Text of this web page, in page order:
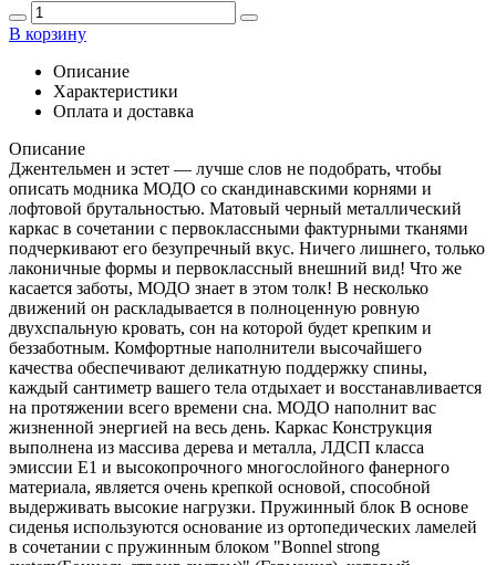
В корзину
Описание
Характеристики
Оплата и доставка
Описание
Джентельмен и эстет — лучше слов не подобрать, чтобы
описать модника МОДО со скандинавскими корнями и
лофтовой брутальностью. Матовый черный металлический
каркас в сочетании с первоклассными фактурными тканями
подчеркивают его безупречный вкус. Ничего лишнего, только
лаконичные формы и первоклассный внешний вид! Что же
касается заботы, МОДО знает в этом толк! В несколько
движений он раскладывается в полноценную ровную
двухспальную кровать, сон на которой будет крепким и
беззаботным. Комфортные наполнители высочайшего
качества обеспечивают деликатную поддержку спины,
каждый сантиметр вашего тела отдыхает и восстанавливается
на протяжении всего времени сна. МОДО наполнит вас
жизненной энергией на весь день. Каркас Конструкция
выполнена из массива дерева и металла, ЛДСП класса
эмиссии Е1 и высокопрочного многослойного фанерного
материала, является очень крепкой основой, способной
выдерживать высокие нагрузки. Пружинный блок В основе
сиденья используются основание из ортопедических ламелей
в сочетании с пружинным блоком "Bonnel strong